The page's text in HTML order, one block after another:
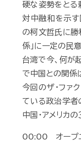
硬な姿勢をとる
対中融和を示す
の柯文哲氏に勝
係」に一定の民
台湾で今、何が
で中国との関係
今回のザ・ファ
ている政治学者
中国・アメリカ
00:00 オープ